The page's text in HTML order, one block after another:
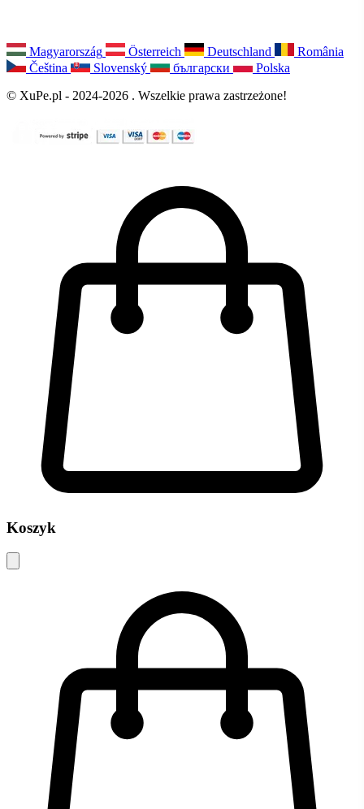
Magyarország Österreich Deutschland
România
Čeština
Slovenský български
Polska
© XuPe.pl - 2024-2026 . Wszelkie prawa zastrzeżone!
Koszyk